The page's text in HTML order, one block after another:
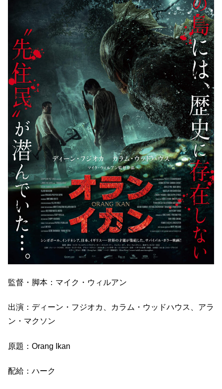
監督・脚本：マイク・ウィルアン
出演：ディーン・フジオカ、カラム・ウッドハウス、アラ
ン・マクソン
原題：Orang Ikan
配給：ハーク